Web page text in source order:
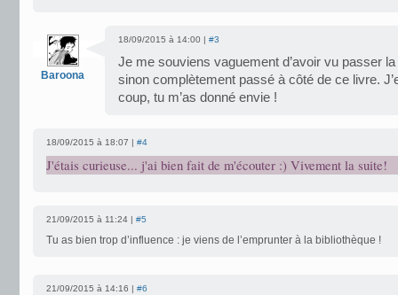
Baroona
18/09/2015 à 14:00 | #3
Je me souviens vaguement d’avoir vu passer
sinon complètement passé à côté de ce livre.
coup, tu m’as donné envie !
18/09/2015 à 18:07 | #4
J'étais curieuse... j'ai bien fait de m'écouter :) Vivement la suite!
21/09/2015 à 11:24 | #5
Tu as bien trop d’influence : je viens de l’emprunter à la bibliothèque !
21/09/2015 à 14:16 | #6